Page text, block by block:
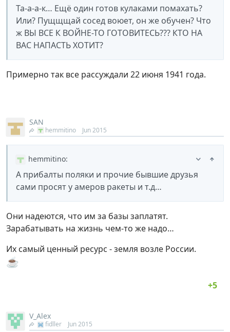
Та-а-а-к… Ещё один готов кулаками помахать?
Или? Пущщщай сосед воюет, он же обучен? Что
ж ВЫ ВСЕ К ВОЙНЕ-ТО ГОТОВИТЕСЬ??? КТО НА
ВАС НАПАСТЬ ХОТИТ?
Примерно так все рассуждали 22 июня 1941 года.
SAN
hemmitino Jun 2015
hemmitino:
А прибалты поляки и прочие бывшие друзья
сами просят у амеров ракеты и т.д…
Они надеются, что им за базы заплатят.
Зарабатывать на жизнь чем-то же надо…
Их самый ценный ресурс - земля возле России.
☕
V_Alex
fidller Jun 2015